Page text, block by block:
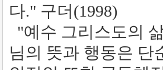
다." 구더(1998)
"예수 그리스도의
님의 뜻과 행동은 단